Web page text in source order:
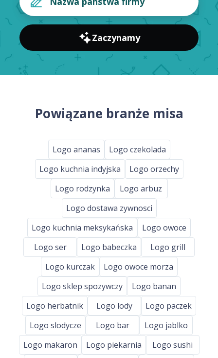
Zaczynamy
Powiązane branże misa
Logo ananas
Logo czekolada
Logo kuchnia indyjska
Logo orzechy
Logo rodzynka
Logo arbuz
Logo dostawa zywnosci
Logo kuchnia meksykańska
Logo owoce
Logo ser
Logo babeczka
Logo grill
Logo kurczak
Logo owoce morza
Logo sklep spozywczy
Logo banan
Logo herbatnik
Logo lody
Logo paczek
Logo slodycze
Logo bar
Logo jablko
Logo makaron
Logo piekarnia
Logo sushi